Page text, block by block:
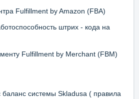
Fulfillment by Amazon (FBA)
штрих - кода на
Fulfillment by Merchant (FBM)
баланс системы Skladusa ( правила